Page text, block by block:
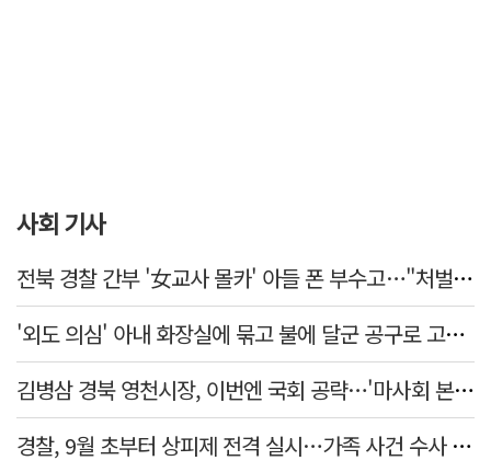
사회 기사
전북 경찰 간부 '女교사 몰카' 아들 폰 부수고…"처벌 못하는 사안" 내부망에 글
'외도 의심' 아내 화장실에 묶고 불에 달군 공구로 고문…남편 검거
김병삼 경북 영천시장, 이번엔 국회 공략…'마사회 본사 이전·광역교통망 확충' 요청
경찰, 9월 초부터 상피제 전격 실시…가족 사건 수사 못해